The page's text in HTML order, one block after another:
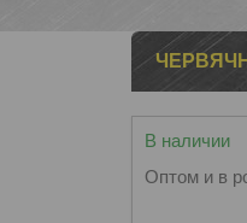
В наличии
Оптом и в